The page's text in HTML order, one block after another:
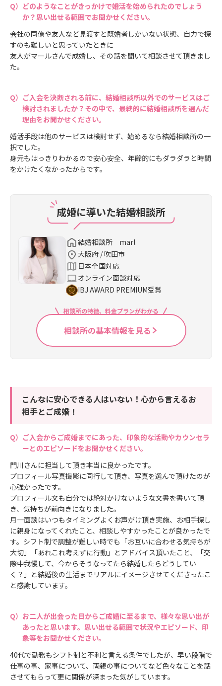
どのようなことがきっかけで婚活を始められたのでしょう
か？思い出せる範囲でお聞かせください。
会社の同僚や友人など見渡すと既婚者しかいない状態、自力で探
すのも難しいと思っていたときに
友人がマールさんで成婚し、その話を聞いて相談させて頂きまし
た。
ご入会を決断される前に、結婚相談所以外でのサービスはご
検討されましたか？その中で、最終的に結婚相談所を選んだ
理由をお聞かせください。
婚活手段は他のサービスは検討せず、始めるなら結婚相談所の一
択でした。
身元もはっきりわかるので安心安全、年齢的にもダラダラと時間
をかけたくなかったからです。
成婚に導いた結婚相談所
結婚相談所 marl
大阪府 / 吹田市
日本全国対応
オンライン面談対応
IBJ AWARD PREMIUM受賞
相談所の特徴、料金プランがわかる
相談所の基本情報を見る
こんなに安心できる人はいない！心から言えるお
相手とご成婚！
ご入会からご成婚までにあった、印象的な活動やカウンセラ
ーとのエピソードをお聞かせください。
門川さんに担当して頂き本当に良かったです。
プロフィール写真撮影に同行して頂き、写真を選んで頂けたのが
心強かったです。
プロフィール文も自分では絶対かけないような文書を書いて頂
き、気持ちが前向きになりました。
月一面談はいつもタイミングよくお声がけ頂き実施、お相手探し
に親身になってくれたこと、相談しやすかったことが良かったで
す。シフト制で調整が難しい時でも「お互いに合わせる気持ちが
大切」「あれこれ考えずに行動」とアドバイス頂いたこと、「交
際中我慢して、今からそうなってたら結婚したらどうしてい
く？」と結婚後の生活までリアルにイメージさせてくださったこ
と感謝しています。
お二人が出会った日からご成婚に至るまで、様々な思い出が
あったと思います。思い出せる範囲で状況やエピソード、印
象等をお聞かせください。
40代で勤務もシフト制と不利と言える条件でしたが、早い段階で
仕事の事、家事について、両親の事についてなど色々なことを話
させてもらって更に関係が深まった気がしています。